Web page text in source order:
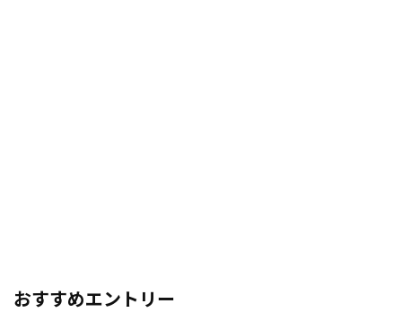
おすすめエントリー